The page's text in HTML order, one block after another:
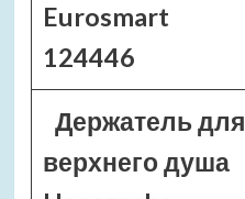
Eurosmart
124446
Держатель для
верхнего душа